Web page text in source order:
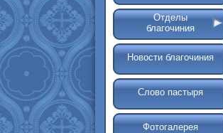
Отделы
благочиния
Новости благочиния
Слово пастыря
Фотогалерея